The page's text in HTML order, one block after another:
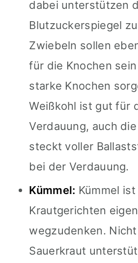
dabei unterstützen
Blutzuckerspiegel
Zwiebeln sollen
für die Knochen
starke Knochen
Weißkohl ist gut für
Verdauung, auch
steckt voller
bei der Verdauung.
Kümmel: Kümmel
Krautgerichten
wegzudenken.
Sauerkraut